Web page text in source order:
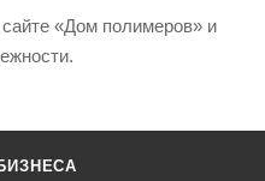
«Дом полимеров» и